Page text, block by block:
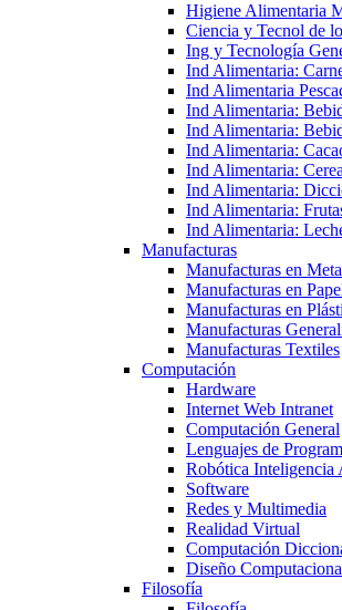
Higiene Alimentaria
Ciencia y Tecnol de
Ing y Tecnología
Ind Alimentaria:
Ind Alimentaria
Ind Alimentaria:
Ind Alimentaria:
Ind Alimentaria:
Ind Alimentaria:
Ind Alimentaria:
Ind Alimentaria:
Ind Alimentaria:
Manufacturas
Manufacturas en
Manufacturas en
Manufacturas en
Manufacturas
Manufacturas Textiles
Computación
Hardware
Internet Web Intranet
Computación General
Lenguajes de
Robótica
Software
Redes y Multimedia
Realidad Virtual
Computación
Diseño
Filosofía